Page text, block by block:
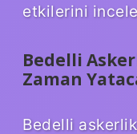
etkilerini
Bedelli
Zaman
Bedelli